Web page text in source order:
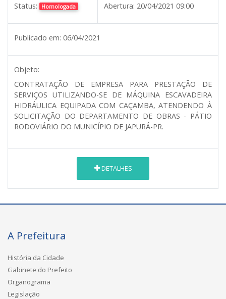
Status: Homologada Abertura: 20/04/2021 09:00
Publicado em: 06/04/2021
Objeto:
CONTRATAÇÃO DE EMPRESA PARA PRESTAÇÃO DE
SERVIÇOS UTILIZANDO-SE DE MÁQUINA ESCAVADEIRA
HIDRÁULICA EQUIPADA COM CAÇAMBA, ATENDENDO À
SOLICITAÇÃO DO DEPARTAMENTO DE OBRAS - PÁTIO
RODOVIÁRIO DO MUNICÍPIO DE JAPURÁ-PR.
DETALHES
A Prefeitura
História da Cidade
Gabinete do Prefeito
Organograma
Legislação